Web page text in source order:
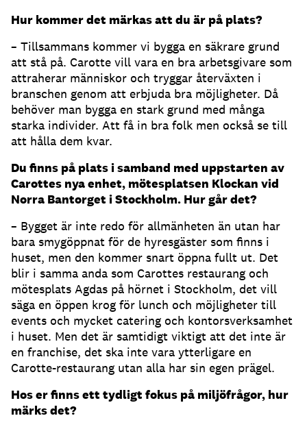
Hur kommer det märkas att du är på plats?
– Tillsammans kommer vi bygga en säkrare grund
att stå på. Carotte vill vara en bra arbetsgivare som
attraherar människor och tryggar återväxten i
branschen genom att erbjuda bra möjligheter. Då
behöver man bygga en stark grund med många
starka individer. Att få in bra folk men också se till
att hålla dem kvar.
Du finns på plats i samband med uppstarten av
Carottes nya enhet, mötesplatsen Klockan vid
Norra Bantorget i Stockholm. Hur går det?
– Bygget är inte redo för allmänheten än utan har
bara smygöppnat för de hyresgäster som finns i
huset, men den kommer snart öppna fullt ut. Det
blir i samma anda som Carottes restaurang och
mötesplats Agdas på hörnet i Stockholm, det vill
säga en öppen krog för lunch och möjligheter till
events och mycket catering och kontorsverksamhet
i huset. Men det är samtidigt viktigt att det inte är
en franchise, det ska inte vara ytterligare en
Carotte-restaurang utan alla har sin egen prägel.
Hos er finns ett tydligt fokus på miljöfrågor, hur
märks det?